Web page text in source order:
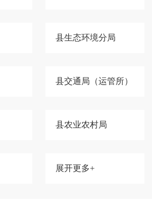
县生态环境分局
县交通局（运管所）
县农业农村局
展开更多+